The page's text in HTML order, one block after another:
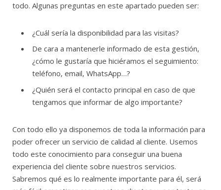
todo. Algunas preguntas en este apartado pueden ser:
¿Cuál sería la disponibilidad para las visitas?
De cara a mantenerle informado de esta gestión,
¿cómo le gustaría que hiciéramos el seguimiento:
teléfono, email, WhatsApp…?
¿Quién será el contacto principal en caso de que
tengamos que informar de algo importante?
Con todo ello ya disponemos de toda la información para
poder ofrecer un servicio de calidad al cliente. Usemos
todo este conocimiento para conseguir una buena
experiencia del cliente sobre nuestros servicios.
Sabremos qué es lo realmente importante para él, será